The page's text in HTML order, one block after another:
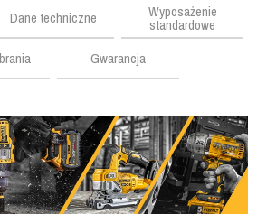
Dane techniczne Wyposażenie
standardowe
Gwarancja